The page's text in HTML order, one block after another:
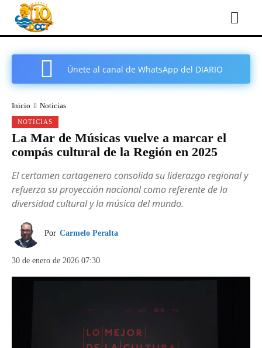
Únete al canal de WhatsApp del DIARIO
Inicio Noticias
NOTICIAS
La Mar de Músicas vuelve a marcar el
compás cultural de la Región en 2025
El certamen cartagenero consolida su liderazgo regional y
refuerza su proyección nacional como referente de la
diversidad cultural y la música del mundo.
Por Carmelo Peralta
30 de enero de 2026 07:30